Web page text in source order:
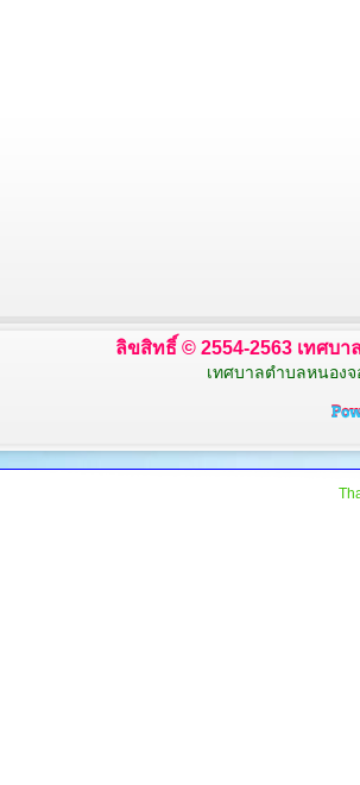
ลิขสิทธิ์ © 2554-2563 เทศบ
เทศบาลตำบลหนองจ